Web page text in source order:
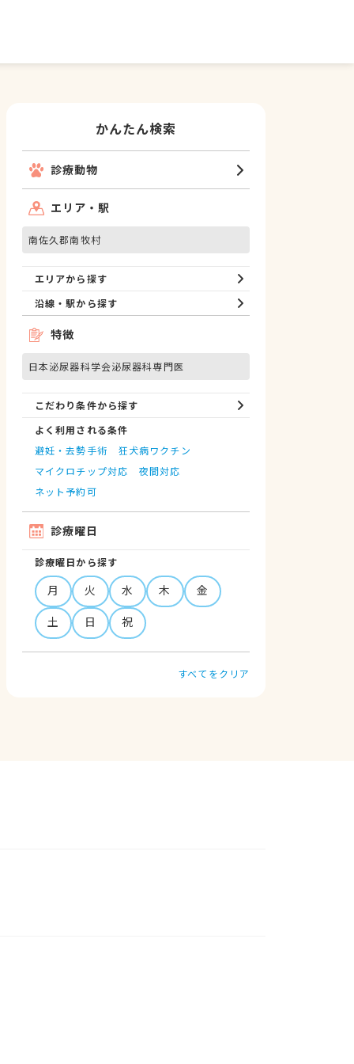
かんたん検索
診療動物
エリア・駅
南佐久郡南牧村
エリアから探す
沿線・駅から探す
特徴
日本泌尿器科学会泌尿器科専門医
こだわり条件から探す
よく利用される条件
避妊・去勢手術
狂犬病ワクチン
マイクロチップ対応
夜間対応
ネット予約可
診療曜日
診療曜日から探す
月 火 水 木
金
土
日 祝
すべてをクリア